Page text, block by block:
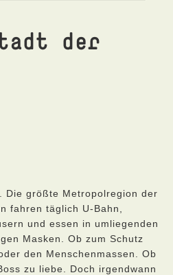
der
Die größte Metropolregion der
fahren täglich U-Bahn,
und essen in umliegenden
Masken. Ob zum Schutz
den Menschenmassen. Ob
zu liebe. Doch irgendwann